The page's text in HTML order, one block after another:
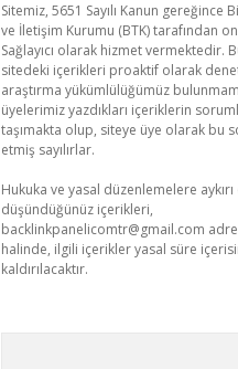
Sitemiz, 5651 Sayılı Kanun gereğince
ve İletişim Kurumu (BTK) tarafından
Sağlayıcı olarak hizmet vermektedir.
sitedeki içerikleri proaktif olarak
araştırma yükümlülüğümüz
üyelerimiz yazdıkları içeriklerin
taşımakta olup, siteye üye olarak bu
etmiş sayılırlar.
Hukuka ve yasal düzenlemelere
düşündüğünüz içerikleri,
backlinkpanelicomtr@gmail.com
halinde, ilgili içerikler yasal süre
kaldırılacaktır.